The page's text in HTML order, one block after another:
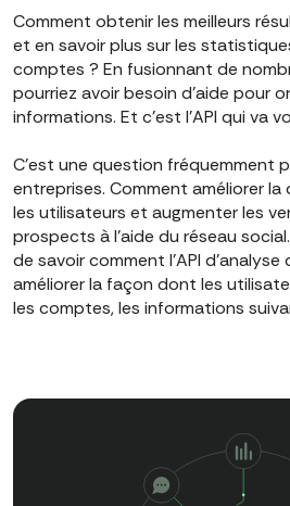
Comment obtenir les meilleurs
et en savoir plus sur les
comptes ? En fusionnant de
pourriez avoir besoin d'aide pour
informations. Et c'est l'API qui va
C'est une question fréquemment
entreprises. Comment améliorer
les utilisateurs et augmenter les
prospects à l'aide du réseau
de savoir comment l'API d'analyse
améliorer la façon dont les
les comptes, les informations